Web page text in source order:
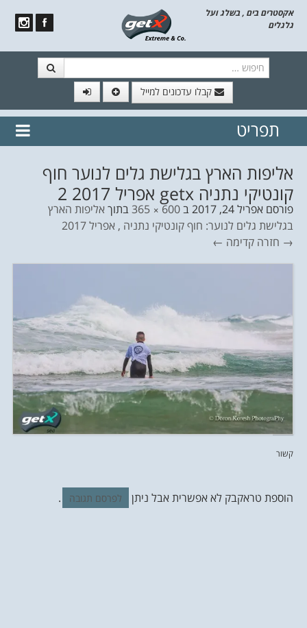
אקסטרים בים , בשלג ועל
גלגלים
קבלו עדכונים למייל
// הצטרף לרשימת תפוצה!
נשמח
תפריט
אליפות הארץ בגלישת גלים לנוער חוף
קונטיקי נתניה getx אפריל 2017 2
פורסם אפריל 24, 2017 ב600 × 365 בתוךאליפות הארץ
בגלישת גלים לנוער: חוף קונטיקי נתניה , אפריל 2017
→ חזרה קדימה ←
קשור
הוספת טראקבק לא אפשרית אבל ניתן לפרסם תגובה .